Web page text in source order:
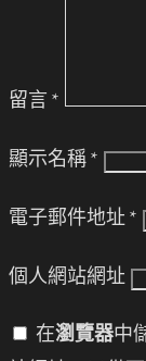
留言 *
顯示名稱 *
電子郵件地址 *
個人網站網址
在瀏覽器中